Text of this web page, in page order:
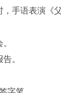
手语表演《父
。